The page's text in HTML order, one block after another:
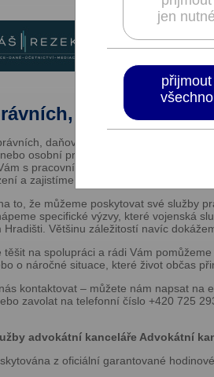
jen nutné
přijmout
všechno
daňových a
daňových a účetních
osobní právní otázky. Máme
s pracovními i rodinnými
a zajistíme také běžné právní
to, že můžeme poskytovat své služby
specifické výzvy, které vojenská
Hradišti. Většinu záležitostí navíc
těšit na spolupráci a rádi Vám
o náročné situace, které život občas
kontaktovat – můžete nám napsat na
zavolat na telefonní číslo +420 725
advokátní kanceláře Advokátní
z oficiální garantované